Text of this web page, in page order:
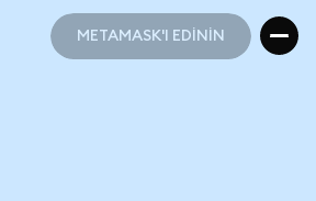
METAMASK'I EDİNİN